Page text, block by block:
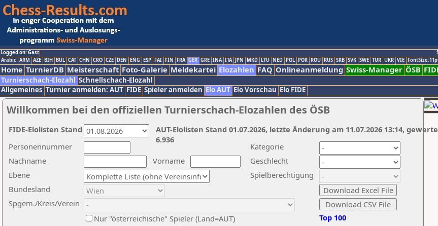
Logged on: Gast
Arabic ARM AZE BIH BUL CAT CHN CRO CZE DEN ENG ESP FAI FIN FRA GER GRE INA ITA JPN MKD LTU NED POL POR ROU RUS SRB SVK SWE TUR UKR VIE
Home TurnierDB Meisterschaft Foto-Galerie Meldekartei Elozahlen FAQ Onlineanmeldung Swiss-Manager ÖSB
Turnierschach-Elozahl Schnellschach-Elozahl
Allgemeines Turnier anmelden: AUT FIDE Spieler anmelden Elo AUT Elo Vorschau Elo FIDE
Willkommen bei den offiziellen Turnierschach-Elozahlen des ÖSB
Nachname
Vorname
Ebene
Kategorie
Personennummer
Bundesland
Spgem./Kreis/Verein
Geschlecht
Nur "österreichische" Spieler (Land=AUT)
Spielberechtigung
Top 100
AUT-Elolisten Stand 01.07.2026, letzte Änderung am 11.07.2026 13:14,
6.936
FIDE-Elolisten Stand